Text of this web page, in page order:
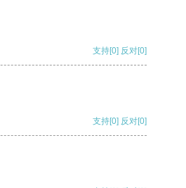
支持[0] 反对[0]
支持[0] 反对[0]